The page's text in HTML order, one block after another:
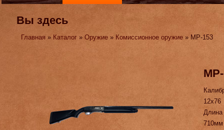
Вы здесь
Главная » Каталог »Оружие » Комиссионное оружие » МР-153
МР-
12х76
710мм